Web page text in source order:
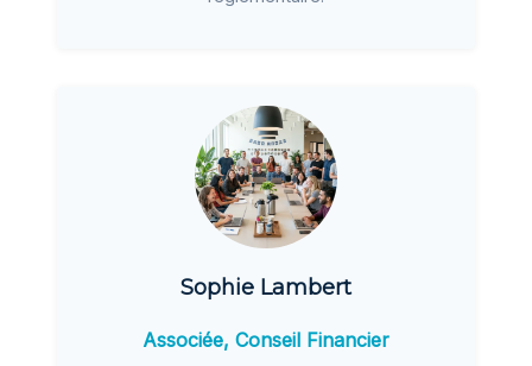
Sophie Lambert
Associée, Conseil Financier